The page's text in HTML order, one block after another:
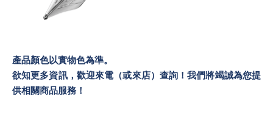
產品顏色以實物色為準。
欲知更多資訊，歡迎來電（或來店）查詢！我們將竭誠為您提
供相關商品服務！